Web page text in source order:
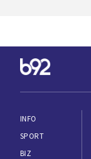
INFO
SPORT
BIZ